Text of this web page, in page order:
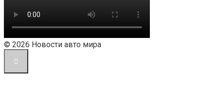
© 2026 Новости авто мира